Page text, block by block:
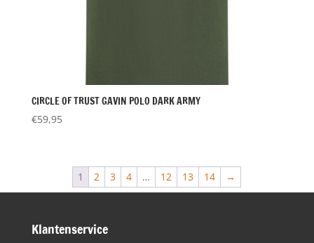
CIRCLE OF TRUST GAVIN POLO DARK ARMY
€59,95
1 2 3 4 … 12 13 14 →
Klantenservice